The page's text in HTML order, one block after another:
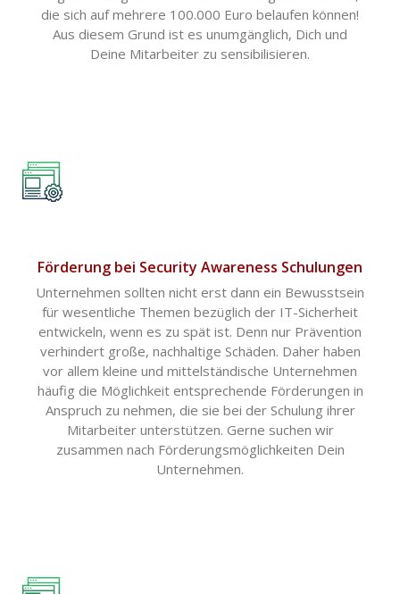
die sich auf mehrere 100.000 Euro belaufen können!
Aus diesem Grund ist es unumgänglich, Dich und
Deine Mitarbeiter zu sensibilisieren.
Förderung bei Security Awareness Schulungen
Unternehmen sollten nicht erst dann ein Bewusstsein
für wesentliche Themen bezüglich der IT-Sicherheit
entwickeln, wenn es zu spät ist. Denn nur Prävention
verhindert große, nachhaltige Schäden. Daher haben
vor allem kleine und mittelständische Unternehmen
häufig die Möglichkeit entsprechende Förderungen in
Anspruch zu nehmen, die sie bei der Schulung ihrer
Mitarbeiter unterstützen. Gerne suchen wir
zusammen nach Förderungsmöglichkeiten Dein
Unternehmen.